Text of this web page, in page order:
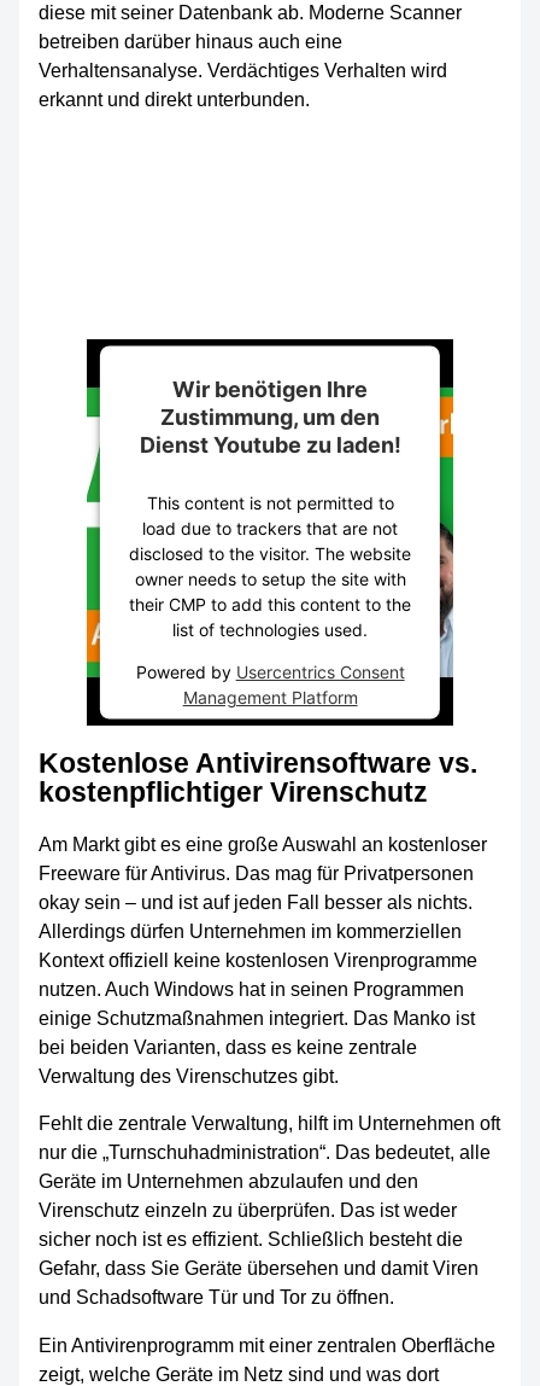
diese mit seiner Datenbank ab. Moderne Scanner
betreiben darüber hinaus auch eine
Verhaltensanalyse. Verdächtiges Verhalten wird
erkannt und direkt unterbunden.
Wir benötigen Ihre
Zustimmung, um den
Dienst Youtube zu laden!
This content is not permitted to
load due to trackers that are not
disclosed to the visitor. The website
owner needs to setup the site with
their CMP to add this content to the
list of technologies used.
Powered by Usercentrics Consent
Management Platform
Kostenlose Antivirensoftware vs.
kostenpflichtiger Virenschutz
Am Markt gibt es eine große Auswahl an kostenloser
Freeware für Antivirus. Das mag für Privatpersonen
okay sein – und ist auf jeden Fall besser als nichts.
Allerdings dürfen Unternehmen im kommerziellen
Kontext offiziell keine kostenlosen Virenprogramme
nutzen. Auch Windows hat in seinen Programmen
einige Schutzmaßnahmen integriert. Das Manko ist
bei beiden Varianten, dass es keine zentrale
Verwaltung des Virenschutzes gibt.
Fehlt die zentrale Verwaltung, hilft im Unternehmen oft
nur die „Turnschuhadministration“. Das bedeutet, alle
Geräte im Unternehmen abzulaufen und den
Virenschutz einzeln zu überprüfen. Das ist weder
sicher noch ist es effizient. Schließlich besteht die
Gefahr, dass Sie Geräte übersehen und damit Viren
und Schadsoftware Tür und Tor zu öffnen.
Ein Antivirenprogramm mit einer zentralen Oberfläche
zeigt, welche Geräte im Netz sind und was dort